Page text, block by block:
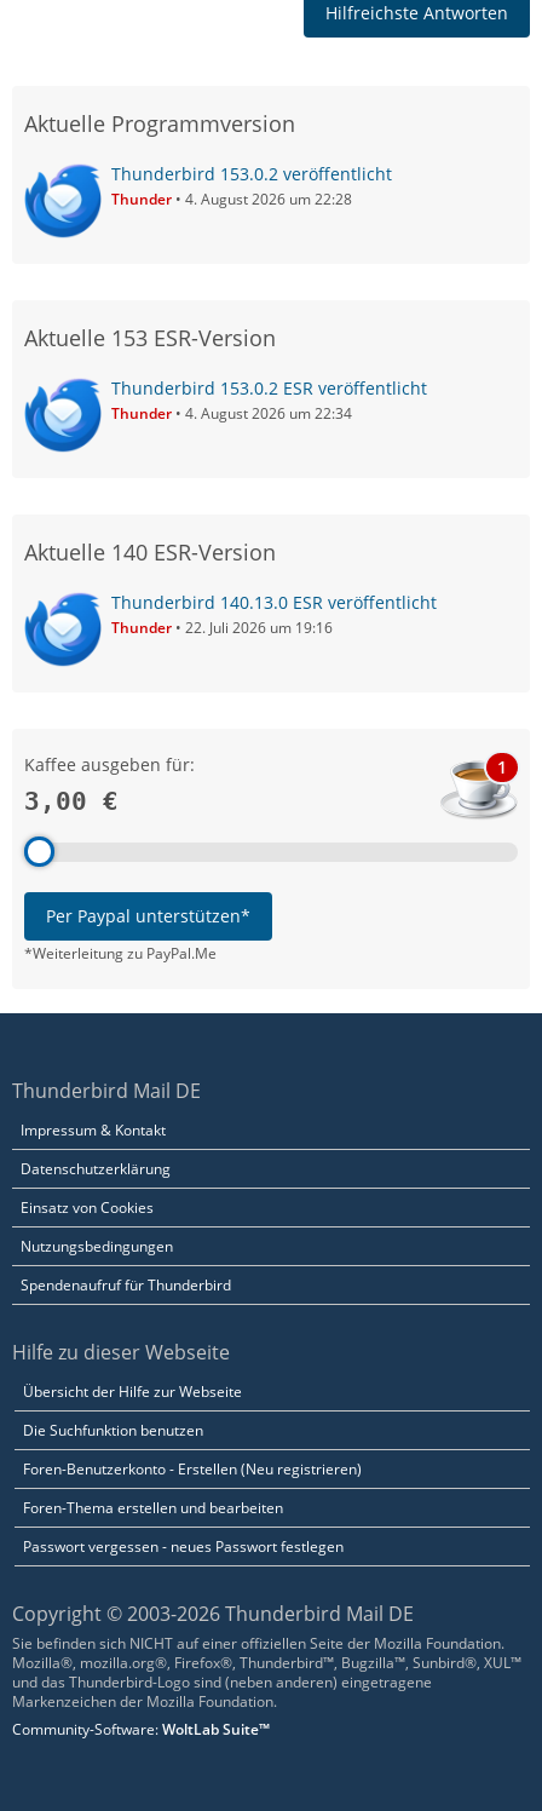
Hilfreichste Antworten
Aktuelle Programmversion
Thunderbird 153.0.2 veröffentlicht
Thunder 4. August 2026 um 22:28
Aktuelle 153 ESR-Version
Thunderbird 153.0.2 ESR veröffentlicht
Thunder 4. August 2026 um 22:34
Aktuelle 140 ESR-Version
Thunderbird 140.13.0 ESR veröffentlicht
Thunder 22. Juli 2026 um 19:16
Kaffee ausgeben für:
3,00 €
1
Per Paypal unterstützen*
*Weiterleitung zu PayPal.Me
Thunderbird Mail DE
Impressum & Kontakt
Datenschutzerklärung
Einsatz von Cookies
Nutzungsbedingungen
Spendenaufruf für Thunderbird
Hilfe zu dieser Webseite
Übersicht der Hilfe zur Webseite
Die Suchfunktion benutzen
Foren-Benutzerkonto - Erstellen (Neu registrieren)
Foren-Thema erstellen und bearbeiten
Passwort vergessen - neues Passwort festlegen
Copyright © 2003-2026 Thunderbird Mail DE
Sie befinden sich NICHT auf einer offiziellen Seite der Mozilla Foundation.
Mozilla®, mozilla.org®, Firefox®, Thunderbird™, Bugzilla™, Sunbird®, XUL™
und das Thunderbird-Logo sind (neben anderen) eingetragene
Markenzeichen der Mozilla Foundation.
Community-Software:WoltLab Suite™